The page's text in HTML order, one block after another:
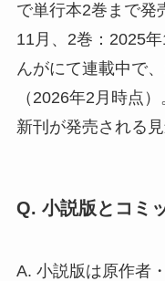
で単行本2巻まで発
11月、2巻：2025
んがにて連載中で
（2026年2月時点
新刊が発売される見
Q. 小説版とコミ
A. 小説版は原作者